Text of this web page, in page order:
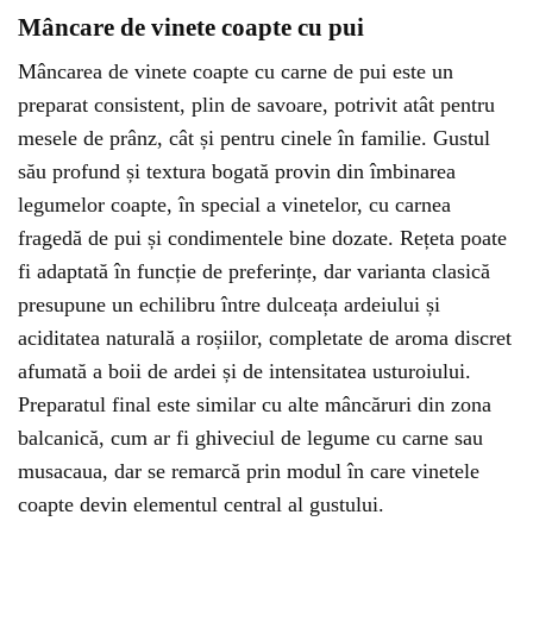
Mâncare de vinete coapte cu pui
Mâncarea de vinete coapte cu carne de pui este un
preparat consistent, plin de savoare, potrivit atât pentru
mesele de prânz, cât și pentru cinele în familie. Gustul
său profund și textura bogată provin din îmbinarea
legumelor coapte, în special a vinetelor, cu carnea
fragedă de pui și condimentele bine dozate. Rețeta poate
fi adaptată în funcție de preferințe, dar varianta clasică
presupune un echilibru între dulceața ardeiului și
aciditatea naturală a roșiilor, completate de aroma discret
afumată a boii de ardei și de intensitatea usturoiului.
Preparatul final este similar cu alte mâncăruri din zona
balcanică, cum ar fi ghiveciul de legume cu carne sau
musacaua, dar se remarcă prin modul în care vinetele
coapte devin elementul central al gustului.